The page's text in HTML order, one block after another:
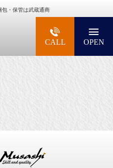
包・保管は武蔵通商
・美術品・高級楽器の梱包・輸送
CALL OPEN